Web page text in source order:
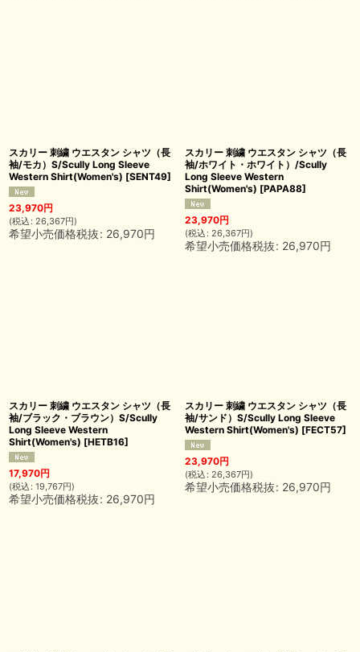
スカリー 刺繍 ウエスタン シャツ（長
袖/モカ）S/Scully Long Sleeve
Western Shirt(Women's) [SENT49]
23,970円
(税込 : 26,367円)
希望小売価格税抜: 26,970円
スカリー 刺繍 ウエスタン シャツ（長
袖/ホワイト・ホワイト）/Scully
Long Sleeve Western
Shirt(Women's) [PAPA88]
23,970円
(税込 : 26,367円)
希望小売価格税抜: 26,970円
スカリー 刺繍 ウエスタン シャツ（長
袖/ブラック・ブラウン）S/Scully
Long Sleeve Western
Shirt(Women's) [HETB16]
17,970円
(税込 : 19,767円)
希望小売価格税抜: 26,970円
スカリー 刺繍 ウエスタン シャツ（長
袖/サンド）S/Scully Long Sleeve
Western Shirt(Women's) [FECT57]
23,970円
(税込 : 26,367円)
希望小売価格税抜: 26,970円